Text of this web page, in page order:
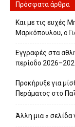
Πρόσφατα άρθρα
Και με τις ευχές
Μαρκόπουλου, ο
Εγγραφές στα
περίοδο
Προκήρυξε για
Περάματος στο
Άλλη μια «